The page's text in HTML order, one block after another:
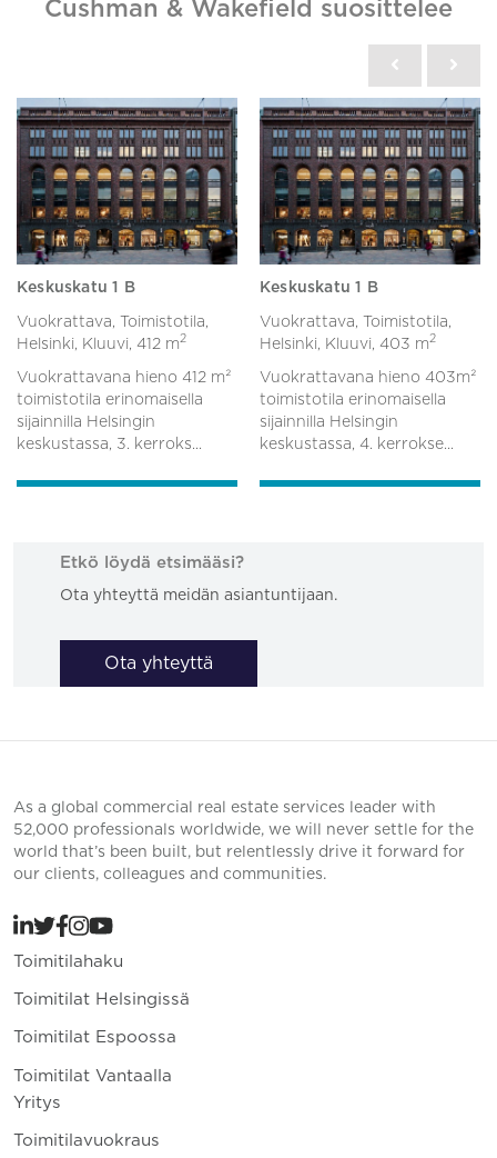
Cushman & Wakefield suosittelee
Keskuskatu 1 B
Vuokrattava, Toimistotila,
Helsinki, Kluuvi, 412 m2
Vuokrattavana hieno 412 m²
toimistotila erinomaisella
sijainnilla Helsingin
keskustassa, 3. kerroks...
Keskuskatu 1 B
Vuokrattava, Toimistotila,
Helsinki, Kluuvi, 403 m2
Vuokrattavana hieno 403m²
toimistotila erinomaisella
sijainnilla Helsingin
keskustassa, 4. kerrokse...
Etkö löydä etsimääsi?
Ota yhteyttä meidän asiantuntijaan.
Ota yhteyttä
As a global commercial real estate services leader with
52,000 professionals worldwide, we will never settle for the
world that’s been built, but relentlessly drive it forward for
our clients, colleagues and communities.
Toimitilahaku
Toimitilat Helsingissä
Toimitilat Espoossa
Toimitilat Vantaalla
Yritys
Toimitilavuokraus